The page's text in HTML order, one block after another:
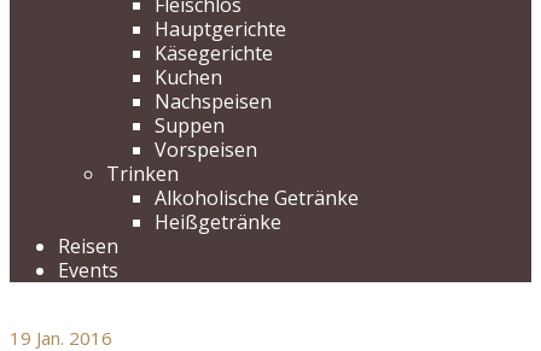
Hauptgerichte
Käsegerichte
Kuchen
Nachspeisen
Suppen
Vorspeisen
Trinken
Alkoholische Getränke
Heißgetränke
Reisen
Events
19 Jan. 2016